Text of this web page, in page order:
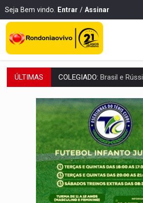
Seja Bem vindo. Entrar / Assinar
ÚLTIMAS URGENTE:Colisão entre caminhão e
ENCONTRO:Amazônia Negra ganha
PREVISÃO:Porto Velho tem
SINDICATOS UNIDOS:
PROCESSO SELETIVO:
AGOSTO LILÁS:MPRO lança de
REGULARIZAÇÃO:Refis 2026